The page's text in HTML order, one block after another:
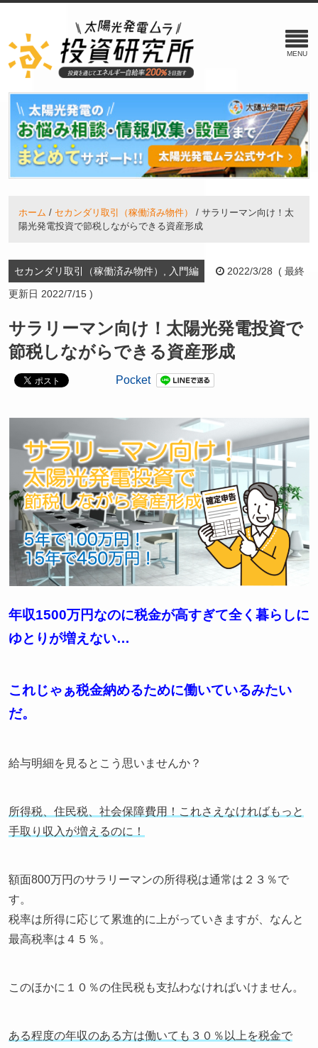
ホーム セカンダリ取引（稼働済み物件）
サラリーマン向け！太
陽光発電投資で節税しながらできる資産形成
セカンダリ取引（稼働済み物件）, 入門編
2022/3/28 ( 最終
更新日 2022/7/15 )
サラリーマン向け！太陽光発電投資で
節税しながらできる資産形成
Pocket
年収1500万円なのに税金が高すぎて全く暮らしに
ゆとりが増えない…
これじゃぁ税金納めるために働いているみたい
だ。
給与明細を見るとこう思いませんか？
所得税、住民税、社会保障費用！これさえなければもっと
手取り収入が増えるのに！
額面800万円のサラリーマンの所得税は通常は２３％で
す。
税率は所得に応じて累進的に上がっていきますが、なんと
最高税率は４５％。
このほかに１０％の住民税も支払わなければいけません。
ある程度の年収のある方は働いても３０％以上を税金で